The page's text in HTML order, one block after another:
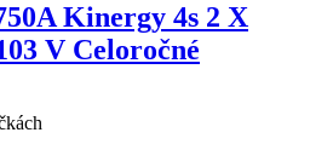
Kinergy 4s 2 X
V Celoročné